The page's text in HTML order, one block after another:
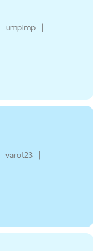
umpimp |
varot23 |